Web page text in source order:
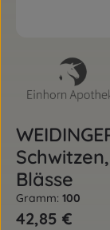
Blässe
Gramm: 100
Regulärer Preis:
42,85 €